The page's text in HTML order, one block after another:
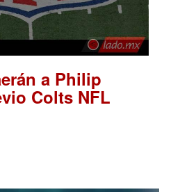
a Philip
Colts NFL